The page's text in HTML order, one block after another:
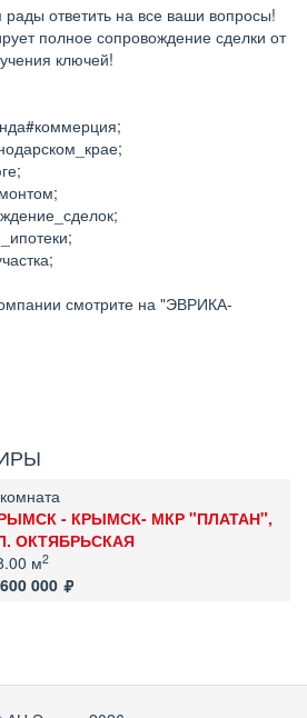
ответить на все ваши вопросы!
полное сопровождение сделки от
ключей!
смотрите на "ЭВРИКА-
- КРЫМСК- МКР "ПЛАТАН",
ОКТЯБРЬСКАЯ
м2
000